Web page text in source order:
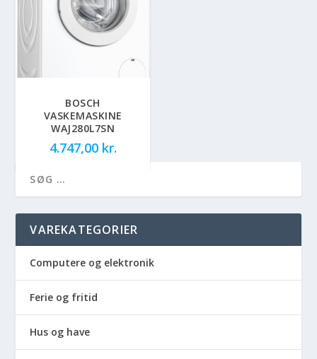
BOSCH
VASKEMASKINE
WAJ280L7SN
4.747,00 kr.
VAREKATEGORIER
Computere og elektronik
Ferie og fritid
Hus og have